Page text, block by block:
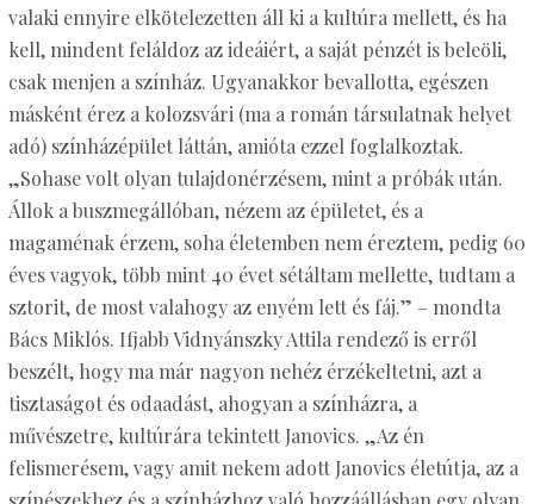
valaki ennyire elkötelezetten áll ki a kultúra mellett, és ha
kell, mindent feláldoz az ideáiért, a saját pénzét is beleöli,
csak menjen a színház. Ugyanakkor bevallotta, egészen
másként érez a kolozsvári (ma a román társulatnak helyet
adó) színházépület láttán, amióta ezzel foglalkoztak.
„Sohase volt olyan tulajdonérzésem, mint a próbák után.
Állok a buszmegállóban, nézem az épületet, és a
magaménak érzem, soha életemben nem éreztem, pedig 60
éves vagyok, több mint 40 évet sétáltam mellette, tudtam a
sztorit, de most valahogy az enyém lett és fáj.” – mondta
Bács Miklós. Ifjabb Vidnyánszky Attila rendező is erről
beszélt, hogy ma már nagyon nehéz érzékeltetni, azt a
tisztaságot és odaadást, ahogyan a színházra, a
művészetre, kultúrára tekintett Janovics. „Az én
felismerésem, vagy amit nekem adott Janovics életútja, az a